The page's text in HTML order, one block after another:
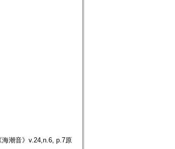
潮音》v.24,n.6, p.7原